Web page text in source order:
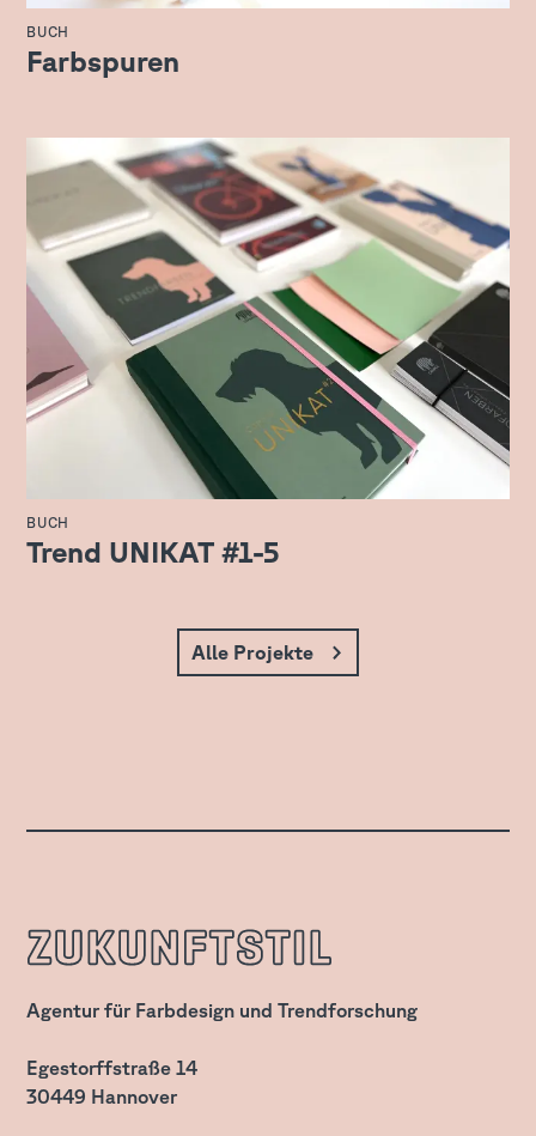
BUCH
Farbspuren
BUCH
Trend UNIKAT #1-5
Alle Projekte
zukunftStil
Agentur für Farbdesign und Trendforschung
Egestorffstraße 14
30449 Hannover